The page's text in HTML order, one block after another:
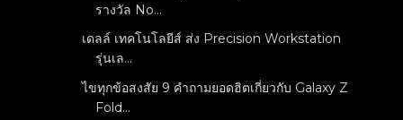
รางวัล No...
เดลล์ เทคโนโลยีส์ ส่ง Precision Workstation
รุ่นเล...
ไขทุกข้อสงสัย 9 คำถามยอดฮิตเกี่ยวกับ Galaxy Z
Fold...